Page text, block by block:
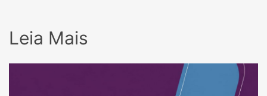
Leia Mais